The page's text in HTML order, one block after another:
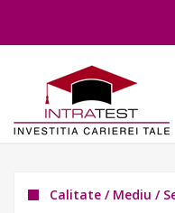
Calitate / Mediu /